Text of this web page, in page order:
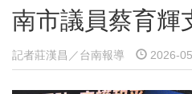
南市議員蔡育輝
記者莊漢昌／台南報導 2026-